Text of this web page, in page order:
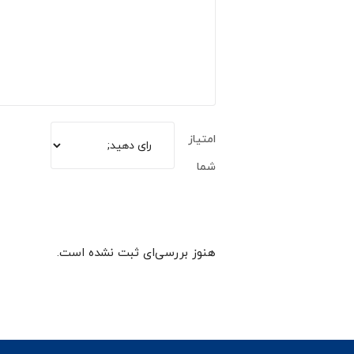
امتیاز
شما
هنوز بررسی‌ای ثبت نشده است.